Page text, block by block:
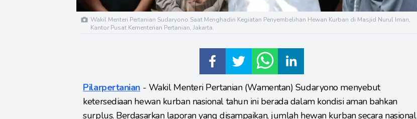
Wakil Menteri Pertanian Sudaryono Saat Menghadiri Kegiatan Penyembelihan Hewan Kurban di Masjid Nurul Iman,
Kantor Pusat Kementerian Pertanian, Jakarta.
Pilarpertanian - Wakil Menteri Pertanian (Wamentan) Sudaryono menyebut
ketersediaan hewan kurban nasional tahun ini berada dalam kondisi aman bahkan
surplus. Berdasarkan laporan yang disampaikan, jumlah hewan kurban secara nasional